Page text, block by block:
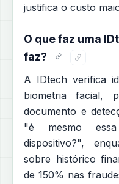
justifica o custo
O que faz uma
faz?
A IDtech verifica
biometria facial,
documento e
"é mesmo
dispositivo?",
sobre histórico
de 150% nas